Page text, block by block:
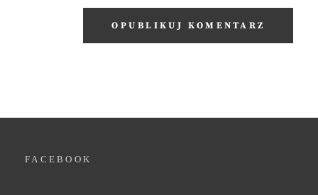
FACEBOOK